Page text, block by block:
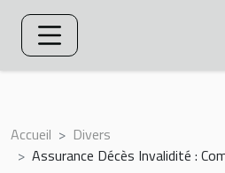
Accueil
Divers
Assurance Décès Invalidité :